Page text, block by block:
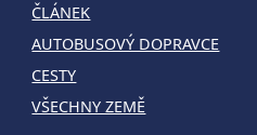
ČLÁNEK
AUTOBUSOVÝ DOPRAVCE
CESTY
VŠECHNY ZEMĚ